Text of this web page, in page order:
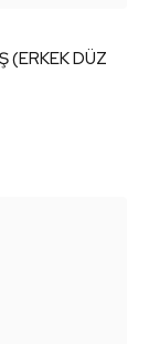
(ERKEK DÜZ